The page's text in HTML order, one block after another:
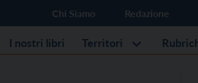
Chi Siamo Redazione
I nostri libri Territori